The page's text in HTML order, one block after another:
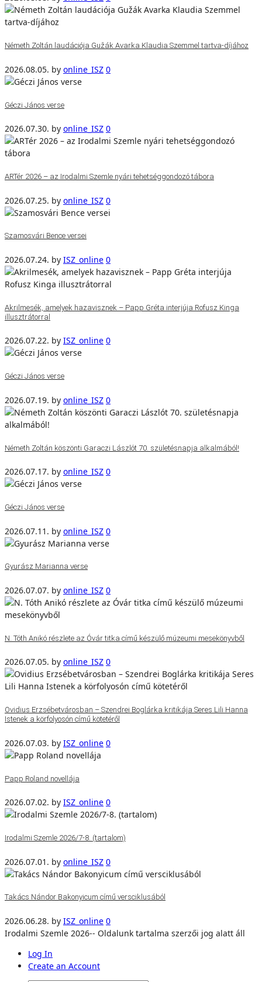
Németh Zoltán laudációja Gužák Avarka Klaudia Szemmel tartva-díjához
2026.08.05. by online_ISZ 0
Géczi János verse
2026.07.30. by online_ISZ 0
ARTér 2026 – az Irodalmi Szemle nyári tehetséggondozó tábora
2026.07.25. by online_ISZ 0
Szamosvári Bence versei
2026.07.24. by ISZ_online 0
Akrilmesék, amelyek hazavisznek – Papp Gréta interjúja Rofusz Kinga
illusztrátorral
2026.07.22. by ISZ_online 0
Géczi János verse
2026.07.19. by online_ISZ 0
Németh Zoltán köszönti Garaczi Lászlót 70. születésnapja alkalmából!
2026.07.17. by online_ISZ 0
Géczi János verse
2026.07.11. by online_ISZ 0
Gyurász Marianna verse
2026.07.07. by online_ISZ 0
N. Tóth Anikó részlete az Óvár titka című készülő múzeumi mesekönyvből
2026.07.05. by online_ISZ 0
Ovidius Erzsébetvárosban – Szendrei Boglárka kritikája Seres Lili Hanna
Istenek a körfolyosón című kötetéről
2026.07.03. by ISZ_online 0
Papp Roland novellája
2026.07.02. by ISZ_online 0
Irodalmi Szemle 2026/7-8. (tartalom)
2026.07.01. by online_ISZ 0
Takács Nándor Bakonyicum című versciklusából
2026.06.28. by ISZ_online 0
Irodalmi Szemle 2026-- Oldalunk tartalma szerzői jog alatt áll
Log In
Create an Account